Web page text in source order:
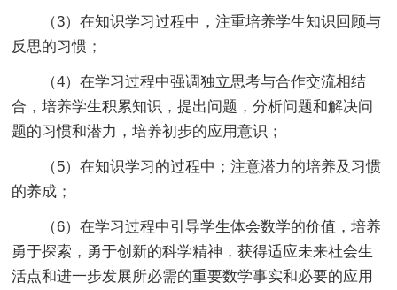
（3）在知识学习过程中，注重培养学生知识回顾与
反思的习惯；
（4）在学习过程中强调独立思考与合作交流相结
合，培养学生积累知识，提出问题，分析问题和解决问
题的习惯和潜力，培养初步的应用意识；
（5）在知识学习的过程中；注意潜力的培养及习惯
的养成；
（6）在学习过程中引导学生体会数学的价值，培养
勇于探索，勇于创新的科学精神，获得适应未来社会生
活点和进一步发展所必需的重要数学事实和必要的应用